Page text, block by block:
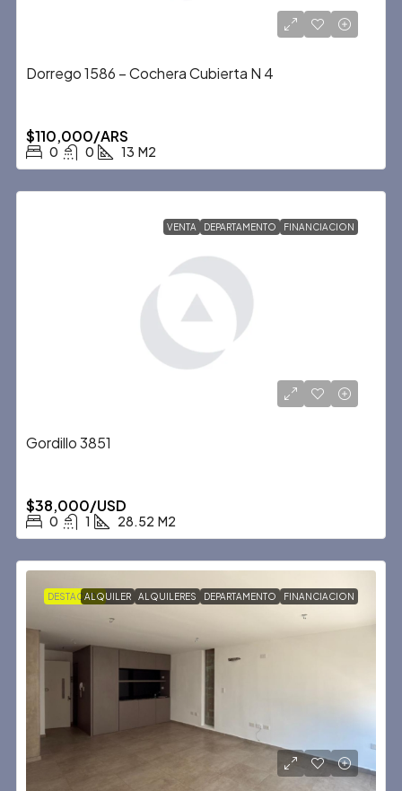
Dorrego 1586 – Cochera Cubierta N 4
$110,000/ARS
0 0 13 M2
VENTA DEPARTAMENTO FINANCIACION
Gordillo 3851
$38,000/USD
0 1 28.52 M2
DESTACADAALQUILER ALQUILERES DEPARTAMENTO FINANCIACION